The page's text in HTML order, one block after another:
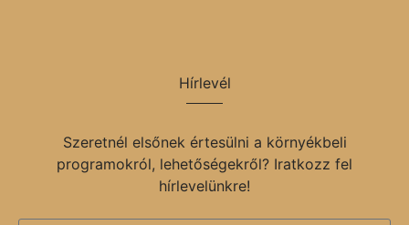
Hírlevél
Szeretnél elsőnek értesülni a környékbeli
programokról, lehetőségekről? Iratkozz fel
hírlevelünkre!